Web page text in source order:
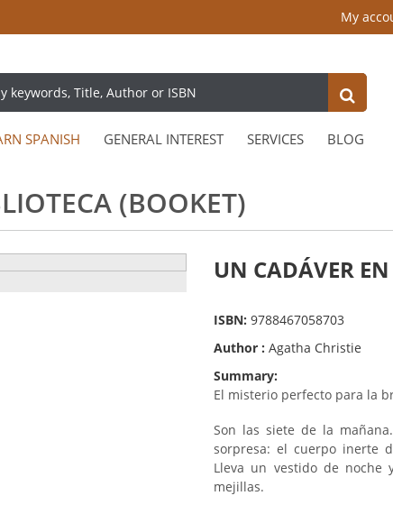
My
SPANISH GENERAL INTEREST SERVICES BLOG
(BOOKET)
UN CADÁVER
ISBN: 9788467058703
Author : Agatha Christie
Summary:
El misterio perfecto para la
Son las siete de la
sorpresa: el cuerpo inerte
Lleva un vestido de noche
mejillas.